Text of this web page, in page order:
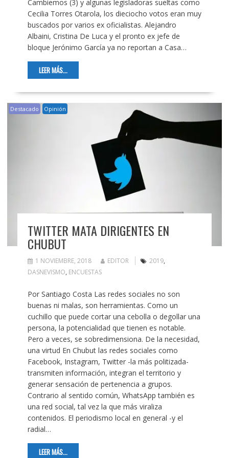
Cambiemos (3) y algunas legisladoras sueltas como
Cecilia Torres Otarola, los dieciocho votos eran muy
buscados por varios ex oficialistas. Alejandro
Albaini, Cristina De Luca y el pronto ex jefe de
bloque Jerónimo García ya no reportan a Casa…
LEER MÁS...
Destacado Opinión
TWITTER MATA DIRIGENTES EN
CHUBUT
1 NOVIEMBRE, 2018 EDITOR 2019,
DASNEVISMO, ENCUESTAS
Por Santiago Costa Las redes sociales no son
buenas ni malas, son herramientas. Como un
cuchillo que puede cortar una cebolla o degollar una
persona, la potencialidad que tienen es notable.
Pero a veces, se sobredimensiona. De la necesidad,
una virtud En Chubut las redes sociales como
Facebook, Instagram, Twitter -la más politizada-
transmiten información, integran el territorio y
generar sensación de pertenencia a grupos.
Contrario al sentido común, WhatsApp también es
una red social, tal vez la que más viraliza
contenidos. El periodismo local en general -y el
radial…
LEER MÁS...